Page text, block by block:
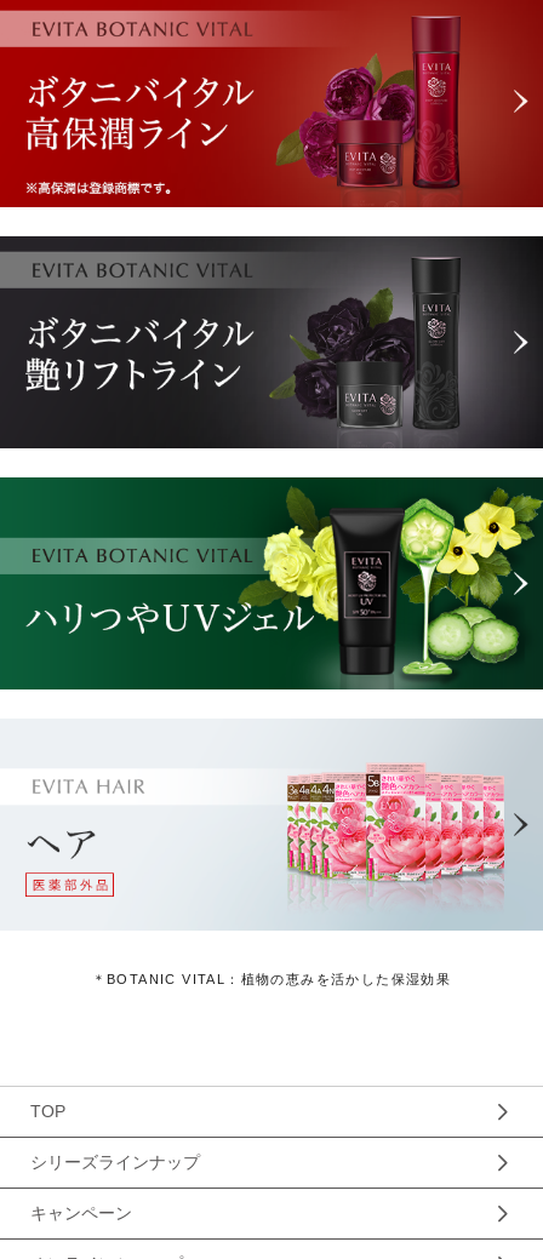
＊BOTANIC VITAL：植物の恵みを活かした保湿効果
TOP
シリーズラインナップ
キャンペーン